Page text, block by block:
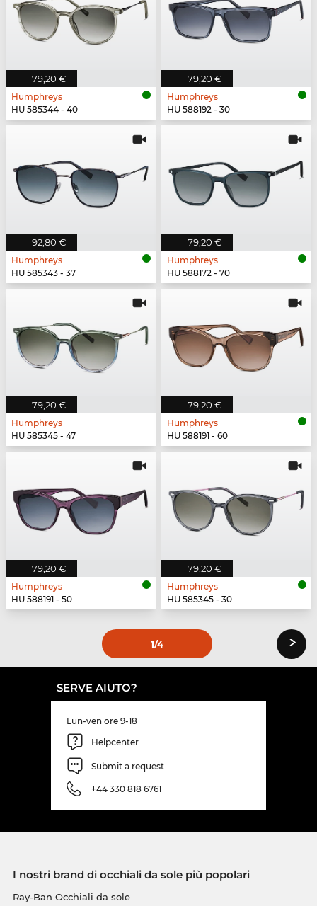
79,20 €
Humphreys
HU 585344 - 40
79,20 €
Humphreys
HU 588192 - 30
92,80 €
Humphreys
HU 585343 - 37
79,20 €
Humphreys
HU 588172 - 70
79,20 €
Humphreys
HU 585345 - 47
79,20 €
Humphreys
HU 588191 - 60
79,20 €
Humphreys
HU 588191 - 50
79,20 €
Humphreys
HU 585345 - 30
1/4 ›
SERVE AIUTO?
Lun-ven ore 9-18
Helpcenter
Submit a request
+44 330 818 6761
I nostri brand di occhiali da sole più popolari
Ray-Ban Occhiali da sole